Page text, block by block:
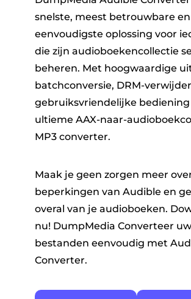
snelste, meest betrouwbare en
eenvoudigste oplossing voor
die zijn audioboekencollectie
beheren. Met hoogwaardige
batchconversie, DRM-
gebruiksvriendelijke bediening
ultieme AAX-naar-
MP3 converter.
Maak je geen zorgen meer
beperkingen van Audible en
overal van je audioboeken.
nu! DumpMedia Converteer
bestanden eenvoudig met
Converter.